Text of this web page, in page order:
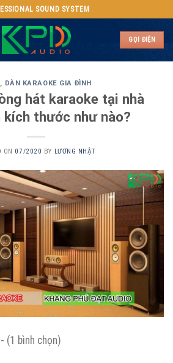
SOUND SYSTEM
GỌI ĐIỆN
, DÀN KARAOKE GIA ĐÌNH
hát karaoke tại nhà
kích thước như nào?
ON 07/2020 BY LƯƠNG NHẬT
(1 bình chọn)